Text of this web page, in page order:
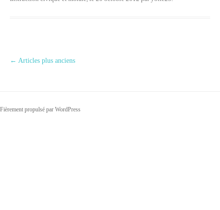
Navigation des articles
← Articles plus anciens
Fièrement propulsé par WordPress